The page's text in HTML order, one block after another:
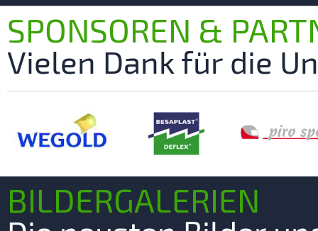
SPONSOREN &
Vielen Dank für die
BILDERGALERIEN